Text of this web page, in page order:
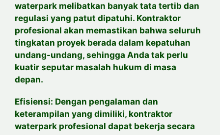
waterpark melibatkan banyak tata tertib dan
regulasi yang patut dipatuhi. Kontraktor
profesional akan memastikan bahwa seluruh
tingkatan proyek berada dalam kepatuhan
undang-undang, sehingga Anda tak perlu
kuatir seputar masalah hukum di masa
depan.
Efisiensi: Dengan pengalaman dan
keterampilan yang dimiliki, kontraktor
waterpark profesional dapat bekerja secara